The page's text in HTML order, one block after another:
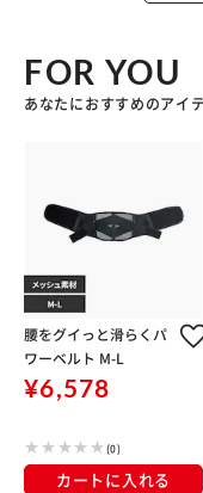
FOR YOU
あなたにおすすめのアイ
腰をグイっと滑らくパ
ワーベルト M-L
¥6,578
(0)
カートに入れる